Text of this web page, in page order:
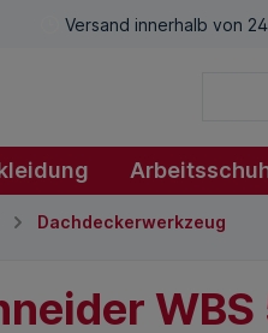
Versand innerhalb von
Dachdeckerwerkzeug